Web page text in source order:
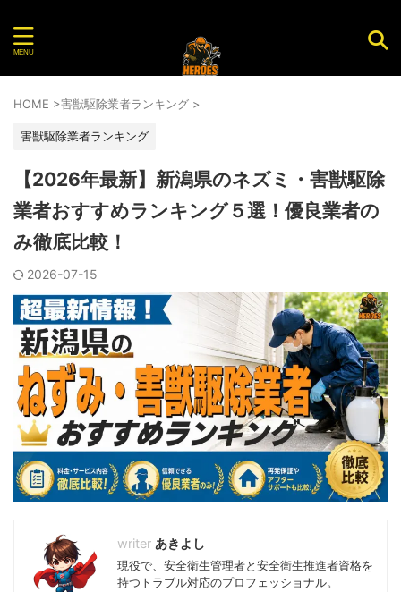
HOME >害獣駆除業者ランキング >
害獣駆除業者ランキング
【2026年最新】新潟県のネズミ・害獣駆除
業者おすすめランキング５選！優良業者の
み徹底比較！
2026-07-15
あきよし
現役で、安全衛生管理者と安全衛生推進者資格を
持つトラブル対応のプロフェッショナル。